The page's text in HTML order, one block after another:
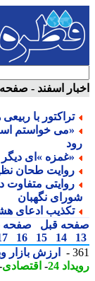
اسفند - صفحه
تراکتور با ربیعی
«می خواستم اسبت
«غمزه »ای دیگر با
روایت طحان نظیف از
روایتی متفاوت
نگهبان
تکذیب ادعای
قبل صفحه بعد
14
15
16
17
ارزش بازار وبملت در
24
-اقتصادی-26 روز پیش - سه شنبه 23 تیر 1405، 20:52